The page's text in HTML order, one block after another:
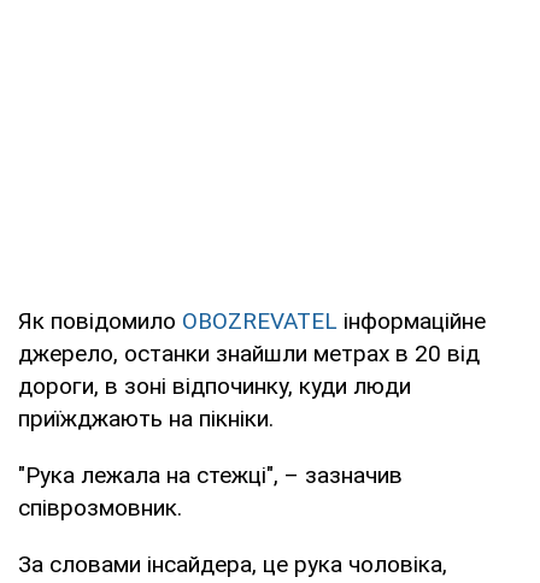
Як повідомило OBOZREVATEL інформаційне
джерело, останки знайшли метрах в 20 від
дороги, в зоні відпочинку, куди люди
приїжджають на пікніки.
"Рука лежала на стежці", – зазначив
співрозмовник.
За словами інсайдера, це рука чоловіка,